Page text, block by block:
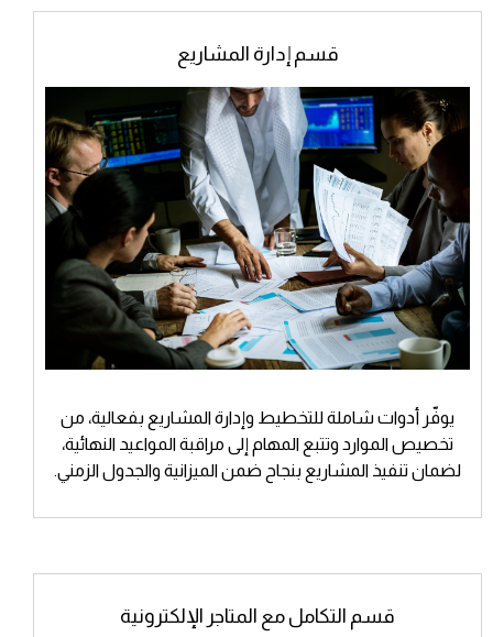
قسم إدارة المشاريع
يوفّر أدوات شاملة للتخطيط وإدارة المشاريع بفعالية، من
تخصيص الموارد وتتبع المهام إلى مراقبة المواعيد النهائية،
لضمان تنفيذ المشاريع بنجاح ضمن الميزانية والجدول الزمني.
قسم التكامل مع المتاجر الإلكترونية